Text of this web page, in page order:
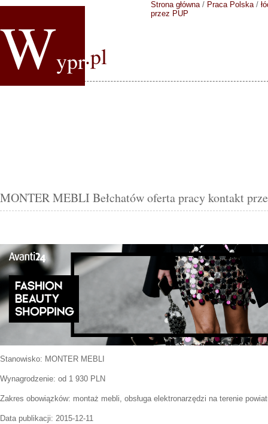
Wypr.pl
Strona główna/ Praca Polska/
przez PUP
MONTER MEBLI Bełchatów oferta pracy kontakt
Stanowisko: MONTER MEBLI
Wynagrodzenie: od 1 930 PLN
Zakres obowiązków: montaż mebli, obsługa elektronarzędzi na terenie
Data publikacji: 2015-12-11